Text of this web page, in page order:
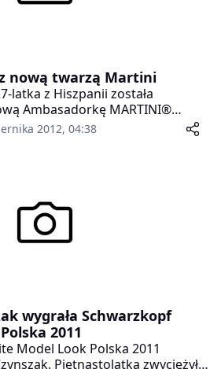
nową twarzą Martini
latka z Hiszpanii została
Ambasadorkę MARTINI®
podąża w ślady takich
Naomi Campbell czy
2012, 04:38
wygrała Schwarzkopf
2011
Model Look Polska 2011
Piętnastolatka zwyciężyła